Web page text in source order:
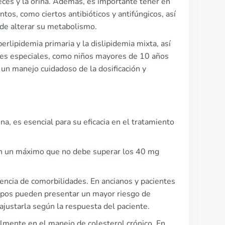
como ciertos antibióticos y antifúngicos, así
alterar su metabolismo.
primaria y la dislipidemia mixta, así
especiales, como niños mayores de 10 años
manejo cuidadoso de la dosificación y
es esencial para su eficacia en el tratamiento
máximo que no debe superar los 40 mg
de comorbilidades. En ancianos y pacientes
pueden presentar un mayor riesgo de
según la respuesta del paciente.